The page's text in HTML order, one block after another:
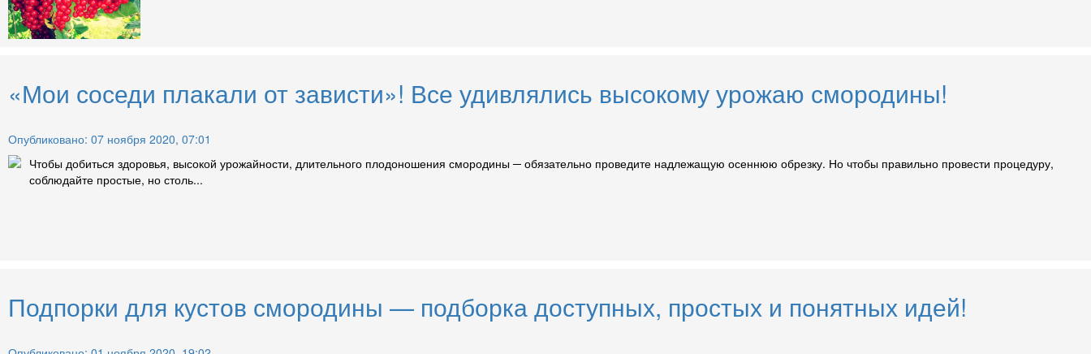
«Мои соседи плакали от зависти»! Все удивлялись высокому урожаю смородины!
Опубликовано: 07 ноября 2020, 07:01
Чтобы добиться здоровья, высокой урожайности, длительного плодоношения смородины ─ обязательно проведите надлежащую осеннюю обрезку. Но чтобы правильно провести процедуру,
соблюдайте простые, но столь...
Подпорки для кустов смородины — подборка доступных, простых и понятных идей!